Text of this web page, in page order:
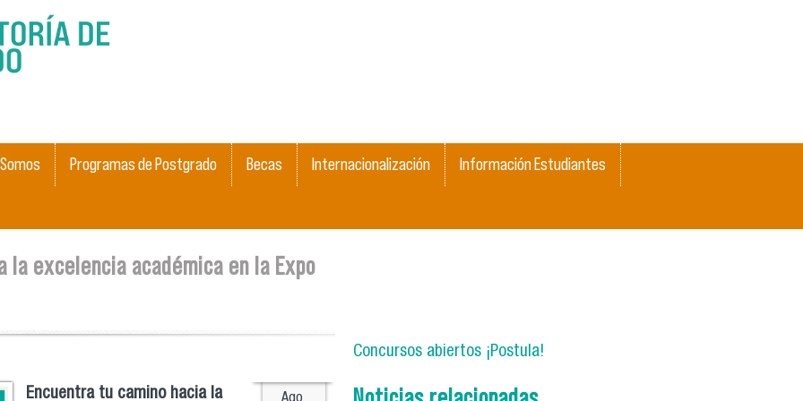
Programas de Postgrado Becas Internacionalización Información Estudiantes
la excelencia académica en la Expo
Encuentra tu camino hacia la
Concursos abiertos ¡Postula!